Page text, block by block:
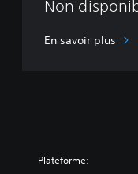
Non
En savoir plus
Plateforme: